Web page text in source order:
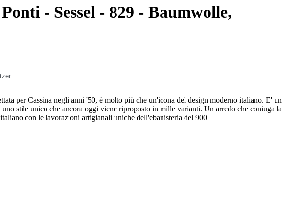
- Sessel - 829 - Baumwolle,
per Cassina negli anni '50, è molto più che un'icona del design moderno italiano. E' un
stile unico che ancora oggi viene riproposto in mille varianti. Un arredo che coniuga la
con le lavorazioni artigianali uniche dell'ebanisteria del 900.
829 in quest'asta è stata realizzata in legno di noce massello giuntato e rifinita con
a cinghie per garantire il massimo confort di seduta.
si Innamora dell’Industria, Rizzoli. p. 367
corriere espresso TNT in cassa di legno.